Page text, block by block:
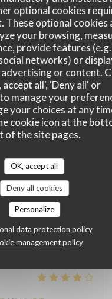
optional cookies
These optional cookies
your browsing,
provide features
networks) or
or content.
accept all', 'Deny all' or
manage your
your choices at any
cookie icon at the
of the site pages.
OK, accept all
Deny all cookies
Personalize
data protection policy
management policy
ratings
/5 Value:4/5
, personnelles
l attend , mais
ressenti.